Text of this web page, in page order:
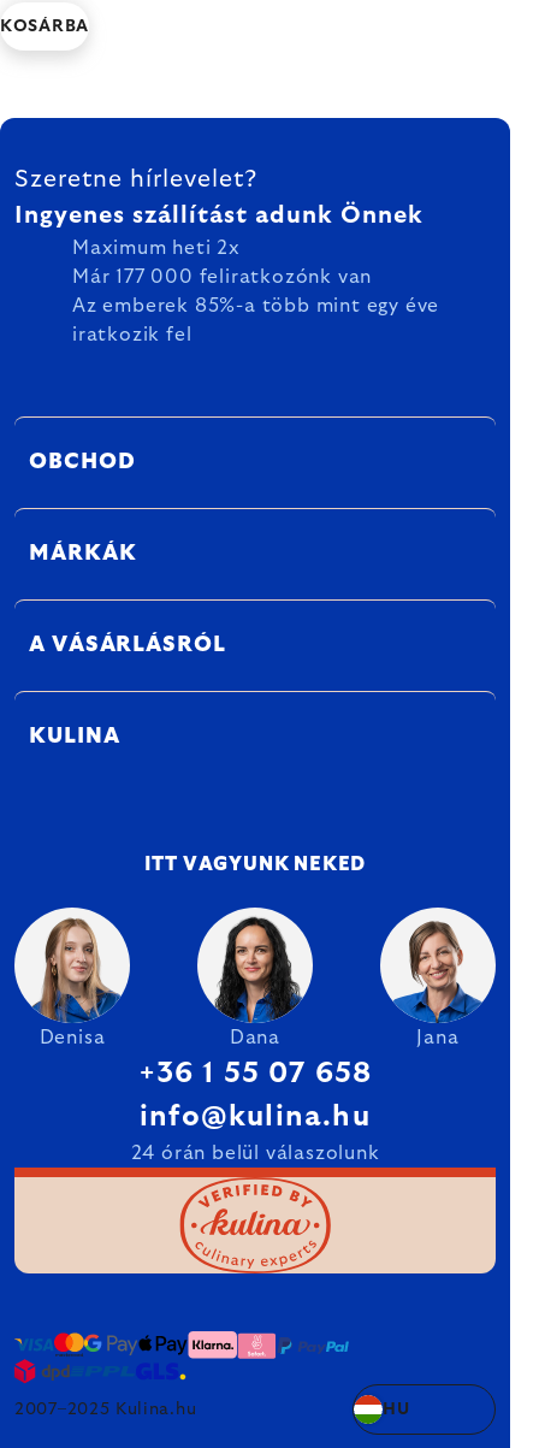
KOSÁRBA
LÁBLÉC
Szeretne hírlevelet?
Ingyenes szállítást adunk Önnek
Maximum heti 2x
Már 177 000 feliratkozónk van
Az emberek 85%-a több mint egy éve
iratkozik fel
OBCHOD
MÁRKÁK
A VÁSÁRLÁSRÓL
KULINA
ITT VAGYUNK NEKED
Denisa Dana Jana
+36 1 55 07 658
info@kulina.hu
24 órán belül válaszolunk
2007–2025 Kulina.hu HU